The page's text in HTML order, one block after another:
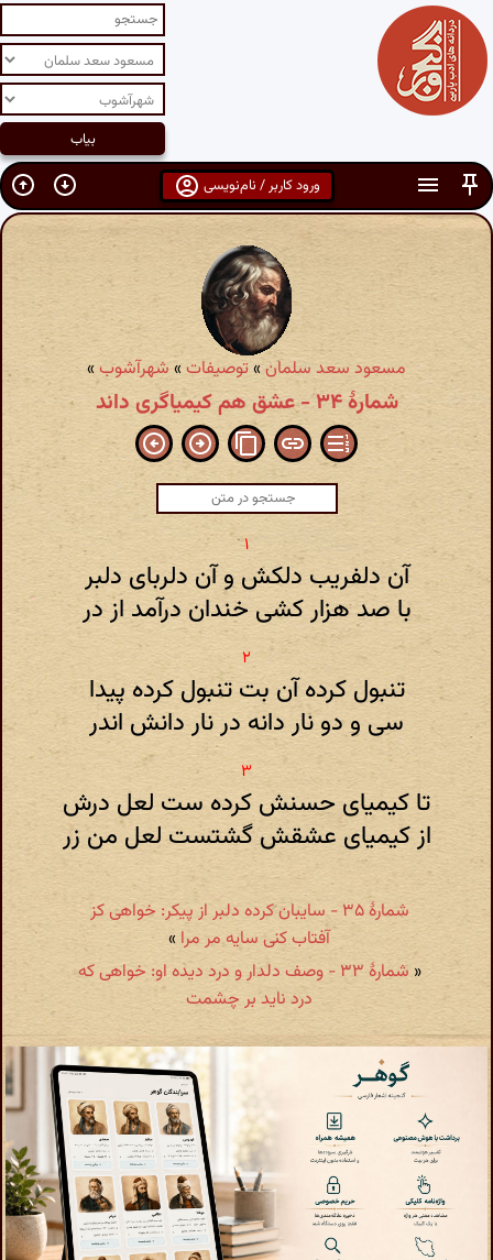
ورود کاربر / نام‌نویسی
مسعود سعد سلمان»توصیفات » شهرآشوب»
شمارهٔ ۳۴ - عشق هم کیمیاگری داند
آن دلفریب دلکش و آن دلربای دلبر
با صد هزار کشی خندان درآمد از در
تنبول کرده آن بت تنبول کرده پیدا
سی و دو نار دانه در نار دانش اندر
تا کیمیای حسنش کرده ست لعل درش
از کیمیای عشقش گشتست لعل من زر
شمارهٔ ۳۵ - سایبان کرده دلبر از پیکر: خواهی کز
آفتاب کنی سایه مر مرا »
«
شمارهٔ ۳۳ - وصف دلدار و درد دیده او: خواهی که
درد ناید بر چشمت